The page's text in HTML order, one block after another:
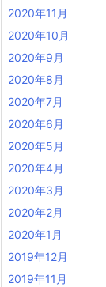
2020年11月
2020年10月
2020年9月
2020年8月
2020年7月
2020年6月
2020年5月
2020年4月
2020年3月
2020年2月
2020年1月
2019年12月
2019年11月